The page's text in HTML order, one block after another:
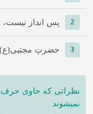
2 پس انداز
3 حضرتِ مجتبی(ع)؛
نظراتی که حاوی حرف
نمیشوند